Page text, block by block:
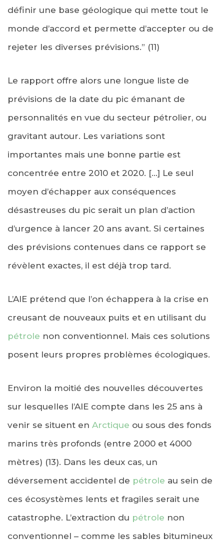
définir une base géologique qui mette tout le
monde d’accord et permette d’accepter ou de
rejeter les diverses prévisions.” (11)
Le rapport offre alors une longue liste de
prévisions de la date du pic émanant de
personnalités en vue du secteur pétrolier, ou
gravitant autour. Les variations sont
importantes mais une bonne partie est
concentrée entre 2010 et 2020. […] Le seul
moyen d’échapper aux conséquences
désastreuses du pic serait un plan d’action
d’urgence à lancer 20 ans avant. Si certaines
des prévisions contenues dans ce rapport se
révèlent exactes, il est déjà trop tard.
L’AIE prétend que l’on échappera à la crise en
creusant de nouveaux puits et en utilisant du
pétrole non conventionnel. Mais ces solutions
posent leurs propres problèmes écologiques.
Environ la moitié des nouvelles découvertes
sur lesquelles l’AIE compte dans les 25 ans à
venir se situent en Arctique ou sous des fonds
marins très profonds (entre 2000 et 4000
mètres) (13). Dans les deux cas, un
déversement accidentel de pétrole au sein de
ces écosystèmes lents et fragiles serait une
catastrophe. L’extraction du pétrole non
conventionnel – comme les sables bitumineux